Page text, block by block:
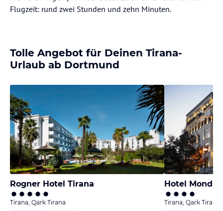
Flugzeit: rund zwei Stunden und zehn Minuten.
Tolle Angebot für Deinen Tirana-
Urlaub ab Dortmund
Rogner Hotel Tirana
Tirana, Qark Tirana
Hotel
Tirana, Qark Tirana